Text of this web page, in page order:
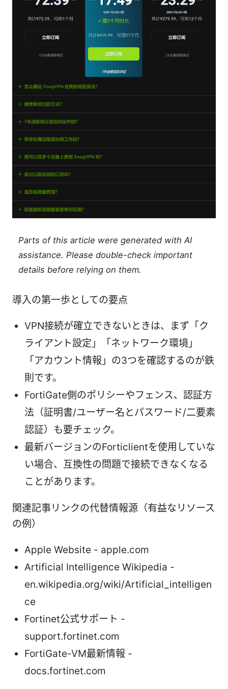
Parts of this article were generated with AI
assistance. Please double-check important
details before relying on them.
導入の第一歩としての要点
VPN接続が確立できないときは、まず「ク
ライアント設定」「ネットワーク環境」
「アカウント情報」の3つを確認するのが鉄
則です。
FortiGate側のポリシーやフェンス、認証方
法（証明書/ユーザー名とパスワード/二要素
認証）も要チェック。
最新バージョンのForticlientを使用していな
い場合、互換性の問題で接続できなくなる
ことがあります。
関連記事リンクの代替情報源（有益なリソース
の例）
Apple Website - apple.com
Artificial Intelligence Wikipedia -
en.wikipedia.org/wiki/Artificial_intelligen
ce
Fortinet公式サポート -
support.fortinet.com
FortiGate-VM最新情報 -
docs.fortinet.com